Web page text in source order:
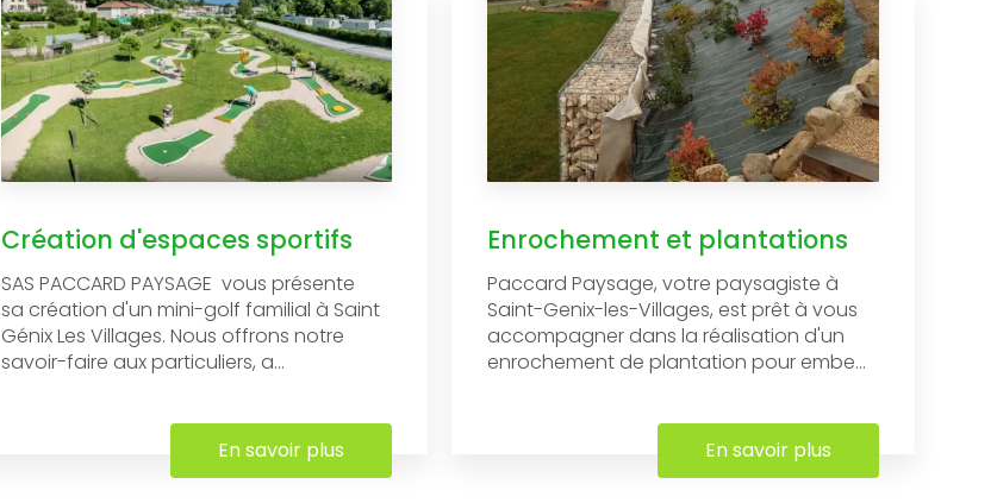
Création d'espaces sportifs
SAS PACCARD PAYSAGE vous présente
sa création d'un mini-golf familial à Saint
Génix Les Villages. Nous offrons notre
savoir-faire aux particuliers, a...
En savoir plus
Enrochement et plantations
Paccard Paysage, votre paysagiste à
Saint-Genix-les-Villages, est prêt à vous
accompagner dans la réalisation d'un
enrochement de plantation pour embe...
En savoir plus